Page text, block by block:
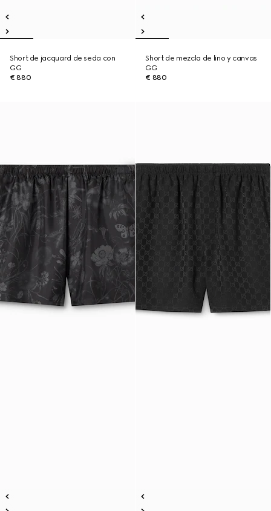
Short de jacquard de seda con
GG
€ 880
Short de mezcla de lino y canvas
GG
€ 880